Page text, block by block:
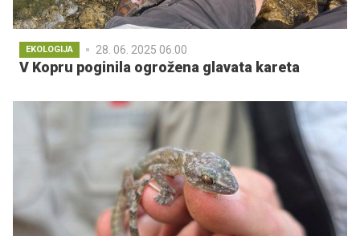
EKOLOGIJA 28. 06. 2025 06.00
V Kopru poginila ogrožena glavata kareta